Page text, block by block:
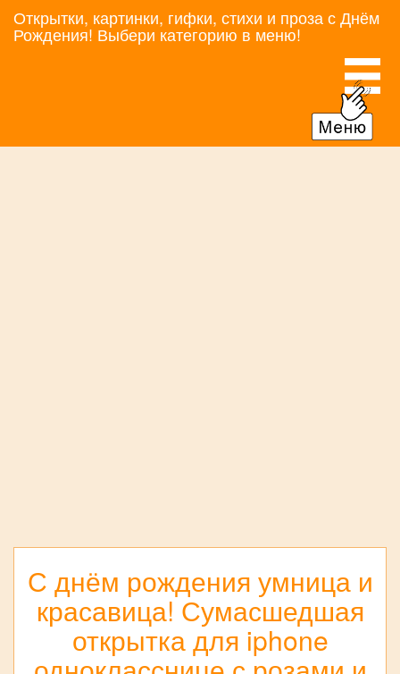
Открытки, картинки, гифки, стихи и проза с Днём
Рождения! Выбери категорию в меню!
С днём рождения умница и
красавица! Сумасшедшая
открытка для iphone